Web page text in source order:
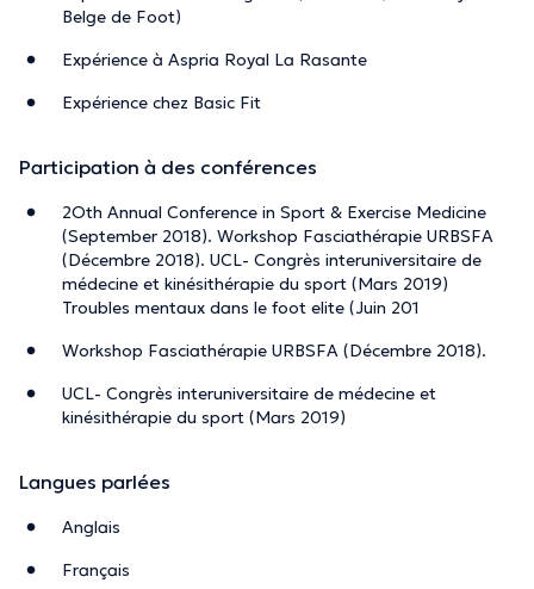
Belge de Foot)
Expérience à Aspria Royal La Rasante
Expérience chez Basic Fit
Participation à des conférences
2Oth Annual Conference in Sport & Exercise Medicine
(September 2018). Workshop Fasciathérapie URBSFA
(Décembre 2018). UCL- Congrès interuniversitaire de
médecine et kinésithérapie du sport (Mars 2019)
Troubles mentaux dans le foot elite (Juin 201
Workshop Fasciathérapie URBSFA (Décembre 2018).
UCL- Congrès interuniversitaire de médecine et
kinésithérapie du sport (Mars 2019)
Langues parlées
Anglais
Français